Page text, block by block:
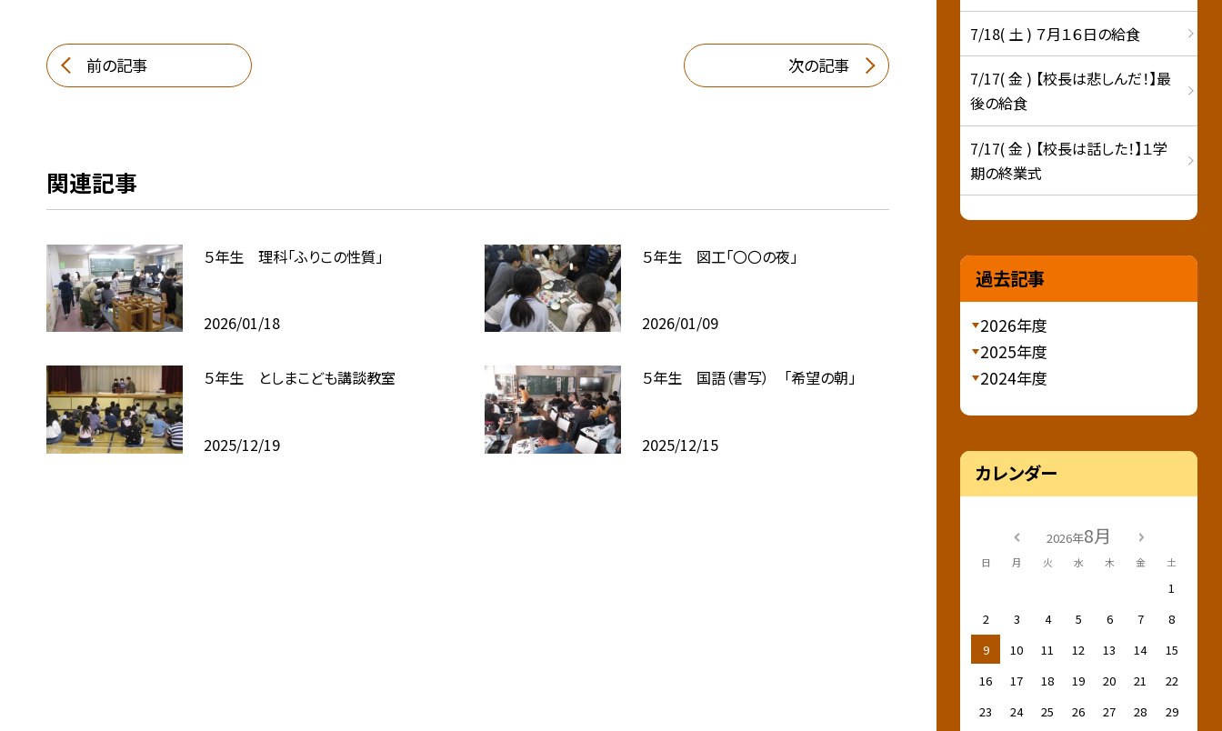
前の記事 次の記事
関連記事
５年生 理科「ふりこの性質」
2026/01/18
５年生 図工「〇〇の夜」
2026/01/09
５年生 としまこども講談教室
2025/12/19
５年生 国語（書写） 「希望の朝」
2025/12/15
7/18( 土 ) ７月１６日の給食
7/17( 金 ) 【校長は悲しんだ！】最
後の給食
7/17( 金 ) 【校長は話した！】１学
期の終業式
過去記事
2026年度
2025年度
2024年度
カレンダー
2026年8月
日 月 火 水 木 金 土
1
2
3 4 5 6 7
8
9
10 11 12 13 14
15
16
17 18 19 20 21
22
23
24 25 26 27 28
29